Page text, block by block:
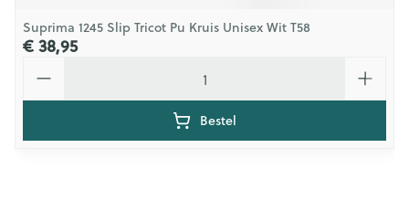
Suprima 1245 Slip Tricot Pu Kruis Unisex Wit T58
€ 38,95
Bestel